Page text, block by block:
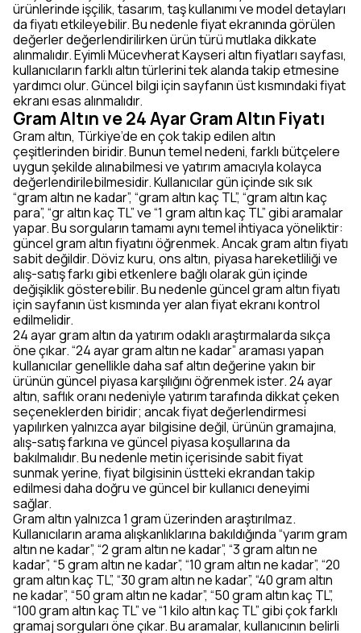
ürünlerinde işçilik, tasarım, taş kullanımı ve model detayları
da fiyatı etkileyebilir. Bu nedenle fiyat ekranında görülen
değerler değerlendirilirken ürün türü mutlaka dikkate
alınmalıdır. Eyimli Mücevherat Kayseri altın fiyatları sayfası,
kullanıcıların farklı altın türlerini tek alanda takip etmesine
yardımcı olur. Güncel bilgi için sayfanın üst kısmındaki fiyat
ekranı esas alınmalıdır.
Gram Altın ve 24 Ayar Gram Altın Fiyatı
Gram altın, Türkiye’de en çok takip edilen altın
çeşitlerinden biridir. Bunun temel nedeni, farklı bütçelere
uygun şekilde alınabilmesi ve yatırım amacıyla kolayca
değerlendirilebilmesidir. Kullanıcılar gün içinde sık sık
“gram altın ne kadar”, “gram altın kaç TL”, “gram altın kaç
para”, “gr altın kaç TL” ve “1 gram altın kaç TL” gibi aramalar
yapar. Bu sorguların tamamı aynı temel ihtiyaca yöneliktir:
güncel gram altın fiyatını öğrenmek. Ancak gram altın fiyatı
sabit değildir. Döviz kuru, ons altın, piyasa hareketliliği ve
alış-satış farkı gibi etkenlere bağlı olarak gün içinde
değişiklik gösterebilir. Bu nedenle güncel gram altın fiyatı
için sayfanın üst kısmında yer alan fiyat ekranı kontrol
edilmelidir.
24 ayar gram altın da yatırım odaklı araştırmalarda sıkça
öne çıkar. “24 ayar gram altın ne kadar” araması yapan
kullanıcılar genellikle daha saf altın değerine yakın bir
ürünün güncel piyasa karşılığını öğrenmek ister. 24 ayar
altın, saflık oranı nedeniyle yatırım tarafında dikkat çeken
seçeneklerden biridir; ancak fiyat değerlendirmesi
yapılırken yalnızca ayar bilgisine değil, ürünün gramajına,
alış-satış farkına ve güncel piyasa koşullarına da
bakılmalıdır. Bu nedenle metin içerisinde sabit fiyat
sunmak yerine, fiyat bilgisinin üstteki ekrandan takip
edilmesi daha doğru ve güncel bir kullanıcı deneyimi
sağlar.
Gram altın yalnızca 1 gram üzerinden araştırılmaz.
Kullanıcıların arama alışkanlıklarına bakıldığında “yarım gram
altın ne kadar”, “2 gram altın ne kadar”, “3 gram altın ne
kadar”, “5 gram altın ne kadar”, “10 gram altın ne kadar”, “20
gram altın kaç TL”, “30 gram altın ne kadar”, “40 gram altın
ne kadar”, “50 gram altın ne kadar”, “50 gram altın kaç TL”,
“100 gram altın kaç TL” ve “1 kilo altın kaç TL” gibi çok farklı
gramaj sorguları öne çıkar. Bu aramalar, kullanıcının belirli